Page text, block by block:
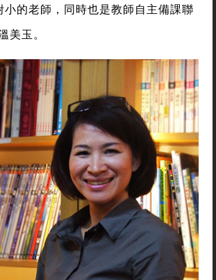
小的老師，同時也是教師自主備課聯
美玉。